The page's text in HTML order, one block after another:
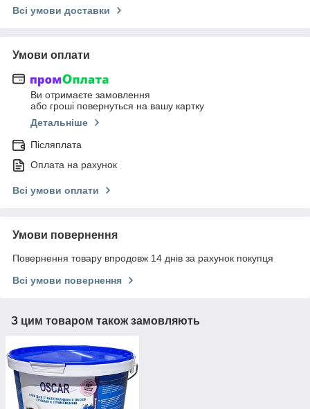
Всі умови доставки
Умови оплати
Ви отримаєте замовлення
або гроші повернуться на вашу картку
Детальніше
Післяплата
Оплата на рахунок
Всі умови оплати
Умови повернення
Повернення товару впродовж 14 днів за рахунок покупця
Всі умови повернення
З цим товаром також замовляють